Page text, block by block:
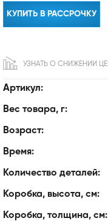
Артикул:
Вес товара, г:
Возраст:
Время:
Количество деталей:
Коробка, высота, см:
Коробка, толщина, см:
КУПИТЬ В РАССРОЧКУ
УЗНАТЬ О СНИЖЕНИИ